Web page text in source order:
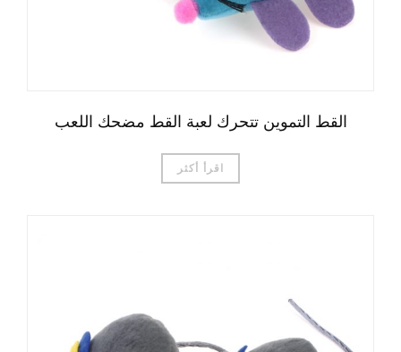
القط التموين تتحرك لعبة القط مضحك اللعب
اقرأ أكثر